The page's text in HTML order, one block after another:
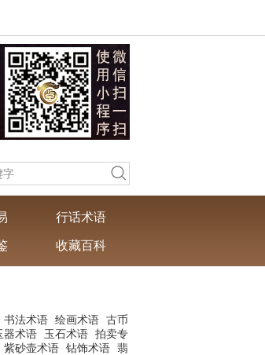
行话术语
收藏百科
书法术语 绘画术语 古币
器术语 玉石术语 拍卖专
紫砂壶术语 钻饰术语 翡